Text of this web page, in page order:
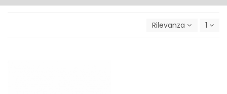
Rilevanza 1